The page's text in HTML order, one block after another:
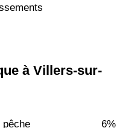
à Villers-sur-
6%